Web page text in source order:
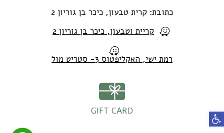
פתח סרגל נגישות
כתובת: קרית טבעון, כיכר בן גוריון 2
קריית וטבעון, כיכר בן גוריון 2
רמת ישי, האקליפטוס 3- סטריט מול
GIFT CARD